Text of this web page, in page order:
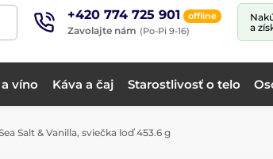
+420 774 725 901 offline
Zavolajte nám (Po-Pi 9-16)
a
víno Káva a čaj Starostlivosť o telo
Salt & Vanilla, sviečka loď 453.6 g